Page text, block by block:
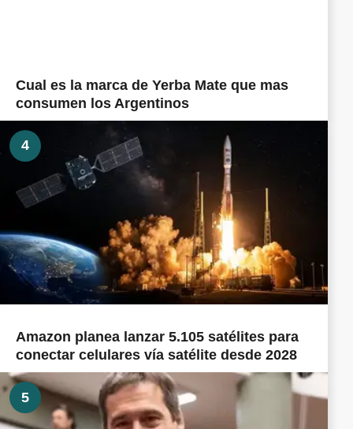
Cual es la marca de Yerba Mate que mas
consumen los Argentinos
4
Amazon planea lanzar 5.105 satélites para
conectar celulares vía satélite desde 2028
5